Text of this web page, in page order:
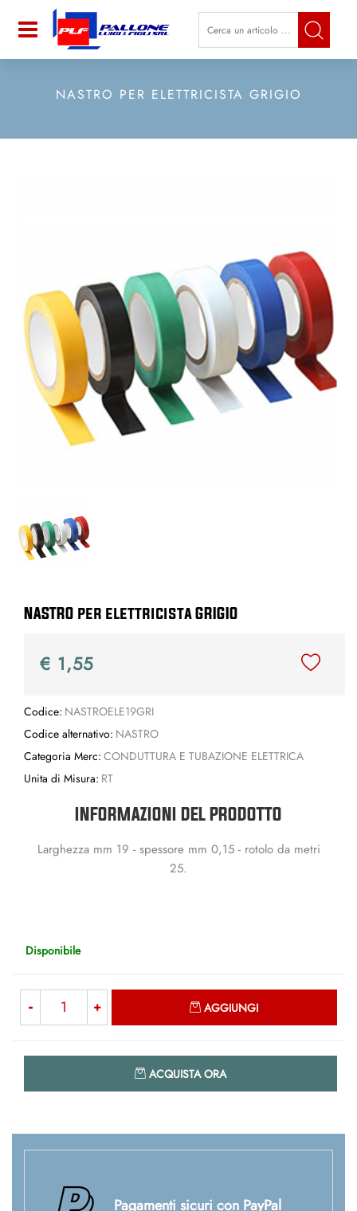
Open La modifica di un filtro
NASTRO PER ELETTRICISTA GRIGIO
NASTRO per elettricista GRIGIO
€ 1,55
Codice: NASTROELE19GRI
Codice alternativo: NASTRO
Categoria Merc: CONDUTTURA E TUBAZIONE ELETTRICA
Unita di Misura: RT
INFORMAZIONI DEL PRODOTTO
Larghezza mm 19 - spessore mm 0,15 - rotolo da metri
25.
Disponibile
AGGIUNGI
ACQUISTA ORA
Pagamenti sicuri con PayPal